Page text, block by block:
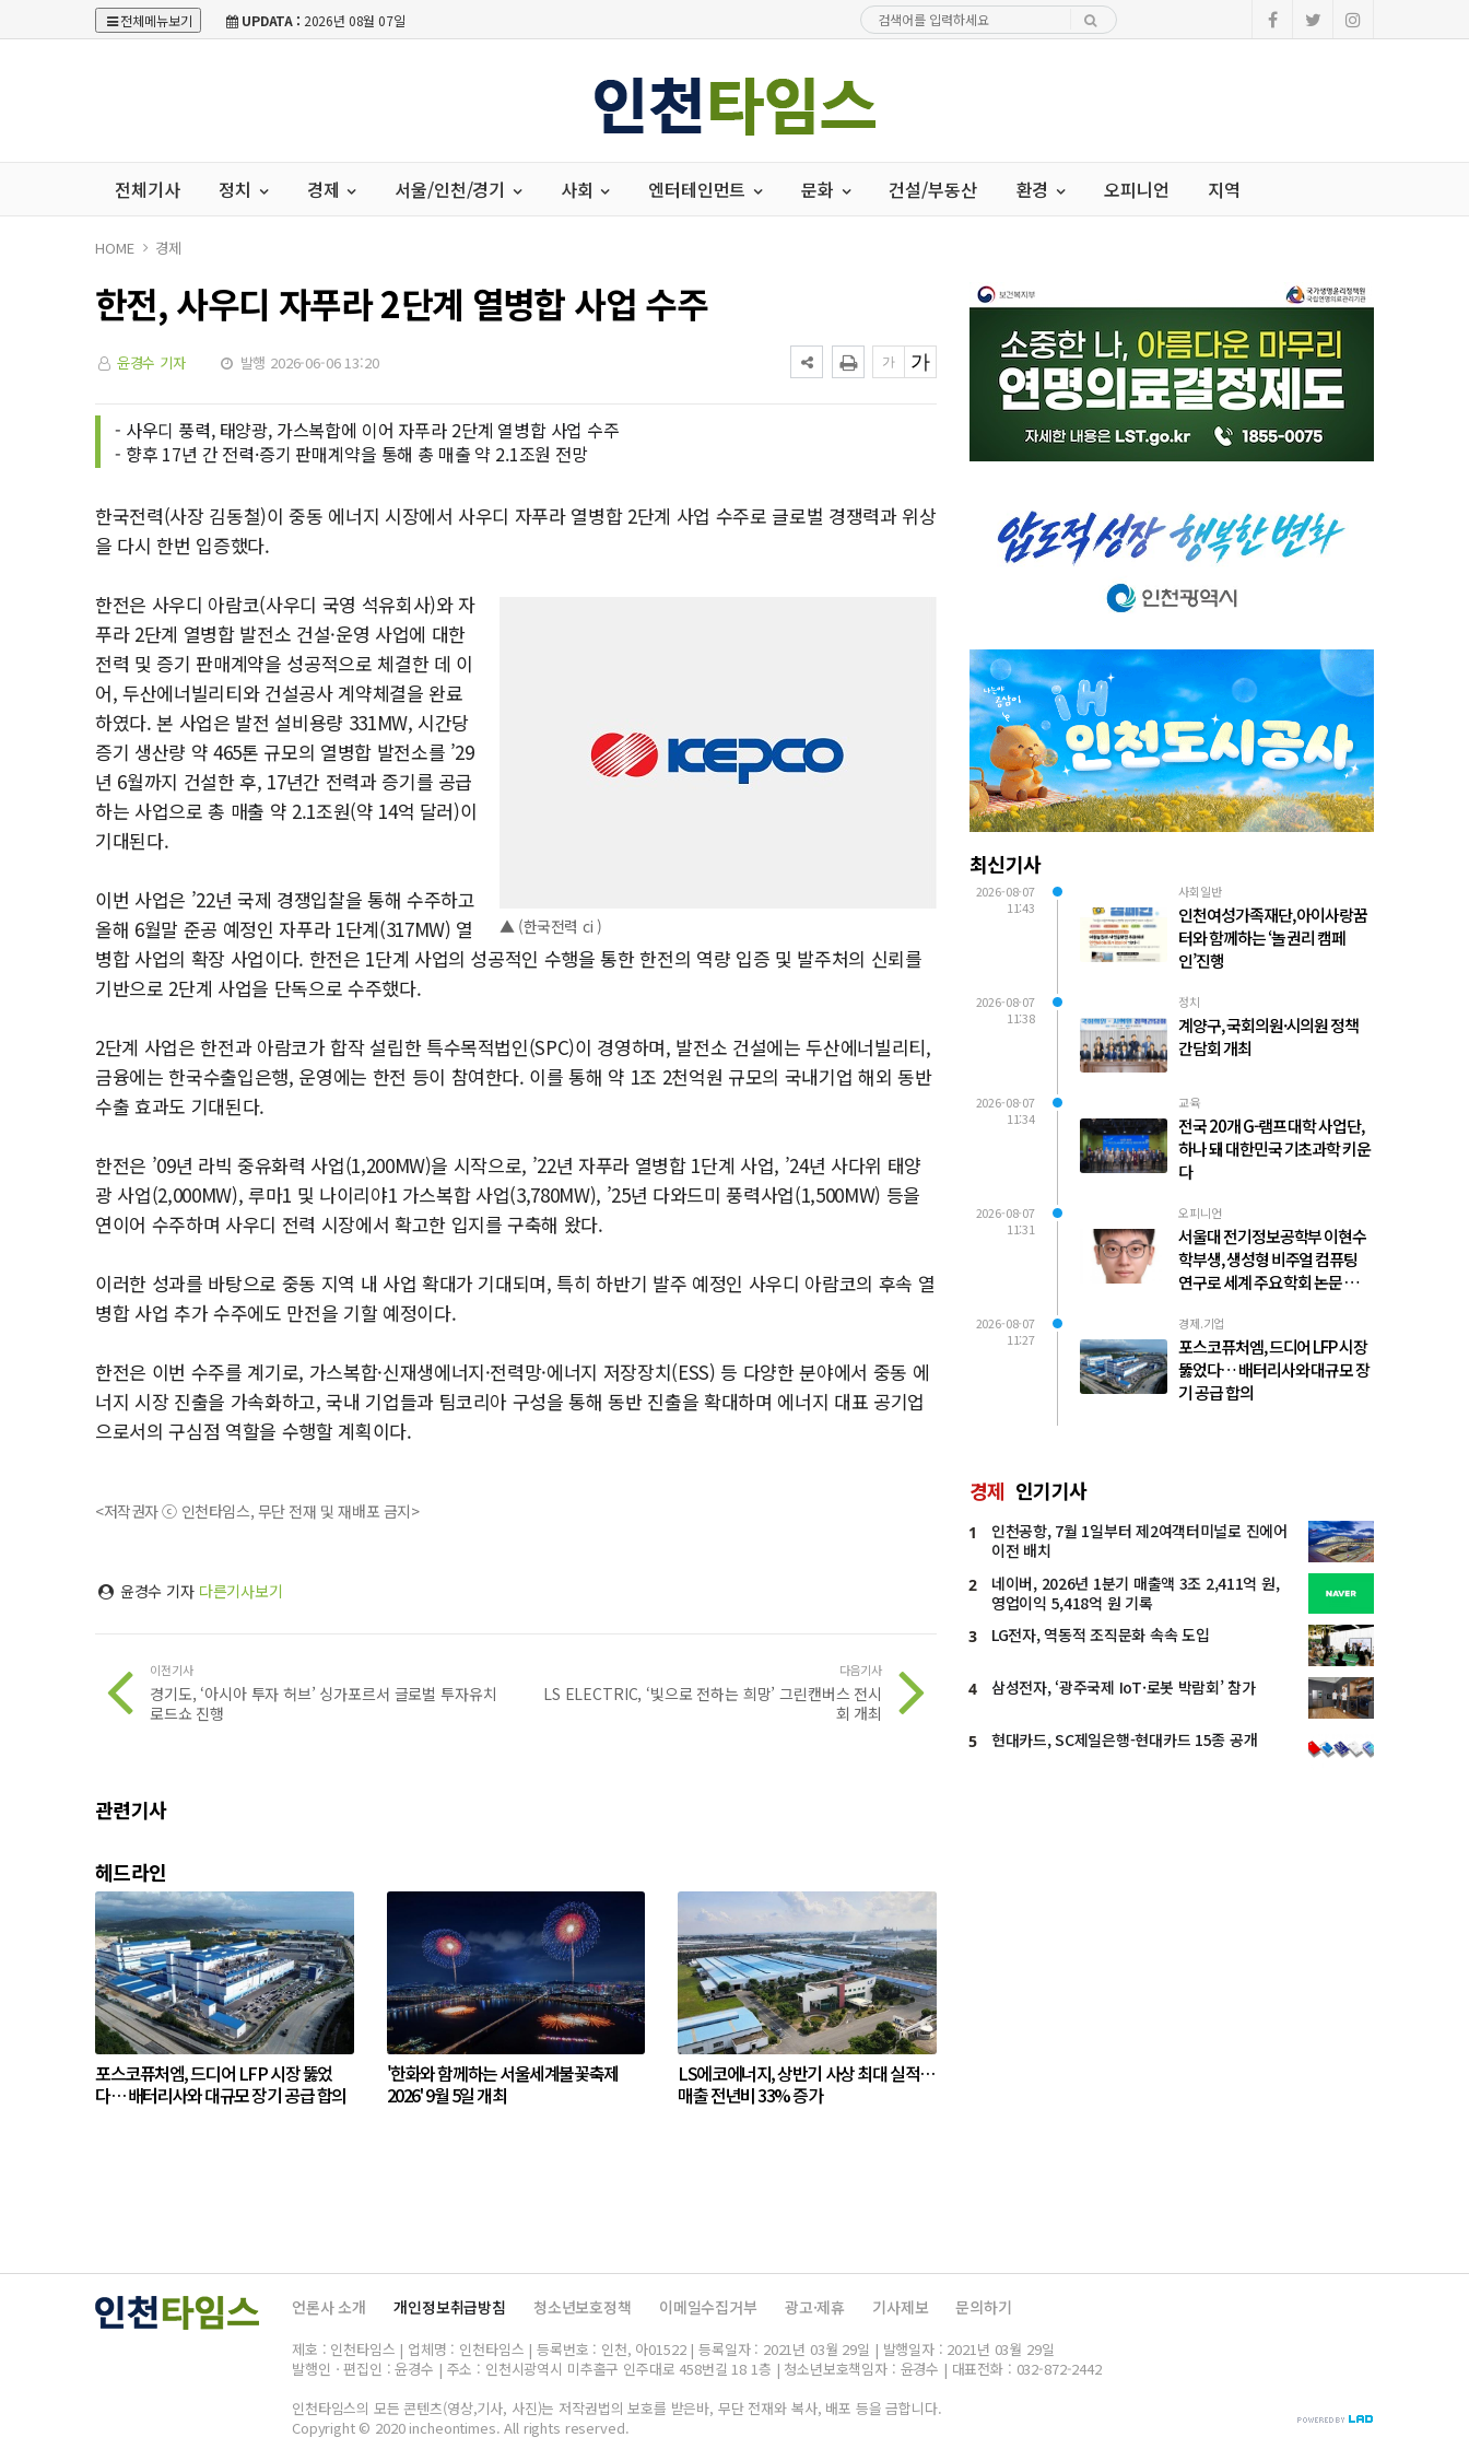
전체메뉴보기 UPDATA : 2026년 08월 07일
전체기사 정치 경제 서울/인천/경기 사회 엔터테인먼트 문화 건설/부동산 환경 오피니언 지역
HOME 경제
한전, 사우디 자푸라 2단계 열병합 사업 수주
윤경수 기자 발행 2026-06-06 13:20
- 사우디 풍력, 태양광, 가스복합에 이어 자푸라 2단계 열병합 사업 수주
- 향후 17년 간 전력·증기 판매계약을 통해 총 매출 약 2.1조원 전망
한국전력(사장 김동철)이 중동 에너지 시장에서 사우디 자푸라 열병합 2단계 사업 수주로 글로벌 경쟁력과 위상
을 다시 한번 입증했다.
▲ (한국전력 ci )
한전은 사우디 아람코(사우디 국영 석유회사)와 자
푸라 2단계 열병합 발전소 건설·운영 사업에 대한
전력 및 증기 판매계약을 성공적으로 체결한 데 이
어, 두산에너빌리티와 건설공사 계약체결을 완료
하였다. 본 사업은 발전 설비용량 331MW, 시간당
증기 생산량 약 465톤 규모의 열병합 발전소를 ’29
년 6월까지 건설한 후, 17년간 전력과 증기를 공급
하는 사업으로 총 매출 약 2.1조원(약 14억 달러)이
기대된다.
이번 사업은 ’22년 국제 경쟁입찰을 통해 수주하고
올해 6월말 준공 예정인 자푸라 1단계(317MW) 열
병합 사업의 확장 사업이다. 한전은 1단계 사업의 성공적인 수행을 통한 한전의 역량 입증 및 발주처의 신뢰를
기반으로 2단계 사업을 단독으로 수주했다.
2단계 사업은 한전과 아람코가 합작 설립한 특수목적법인(SPC)이 경영하며, 발전소 건설에는 두산에너빌리티,
금융에는 한국수출입은행, 운영에는 한전 등이 참여한다. 이를 통해 약 1조 2천억원 규모의 국내기업 해외 동반
수출 효과도 기대된다.
한전은 ’09년 라빅 중유화력 사업(1,200MW)을 시작으로, ’22년 자푸라 열병합 1단계 사업, ’24년 사다위 태양
광 사업(2,000MW), 루마1 및 나이리야1 가스복합 사업(3,780MW), ’25년 다와드미 풍력사업(1,500MW) 등을
연이어 수주하며 사우디 전력 시장에서 확고한 입지를 구축해 왔다.
이러한 성과를 바탕으로 중동 지역 내 사업 확대가 기대되며, 특히 하반기 발주 예정인 사우디 아람코의 후속 열
병합 사업 추가 수주에도 만전을 기할 예정이다.
한전은 이번 수주를 계기로, 가스복합·신재생에너지·전력망·에너지 저장장치(ESS) 등 다양한 분야에서 중동 에
너지 시장 진출을 가속화하고, 국내 기업들과 팀코리아 구성을 통해 동반 진출을 확대하며 에너지 대표 공기업
으로서의 구심점 역할을 수행할 계획이다.
<저작권자 ⓒ 인천타임스, 무단 전재 및 재배포 금지>
윤경수 기자 다른기사보기
이전기사
경기도, ‘아시아 투자 허브’ 싱가포르서 글로벌 투자유치
로드쇼 진행
다음기사
LS ELECTRIC, ‘빛으로 전하는 희망’ 그린캔버스 전시
회 개최
관련기사
헤드라인
포스코퓨처엠, 드디어 LFP 시장 뚫었
다… 배터리사와 대규모 장기 공급 합의
'한화와 함께하는 서울세계불꽃축제
2026' 9월 5일 개최
LS에코에너지, 상반기 사상 최대 실적…
매출 전년비 33% 증가
최신기사
2026-08-07
11:43
사회일반
인천여성가족재단, 아이사랑꿈
터와 함께하는 ‘놀 권리 캠페
인’진행
2026-08-07
11:38
정치
계양구, 국회의원·시의원 정책
간담회 개최
2026-08-07
11:34
교육
전국 20개 G-램프 대학 사업단,
하나 돼 대한민국 기초과학 키운
다
2026-08-07
11:31
오피니언
서울대 전기정보공학부 이현수
학부생, 생성형 비주얼 컴퓨팅
연구로 세계 주요 학회 논문 다수
2026-08-07
11:27
경제.기업
포스코퓨처엠, 드디어 LFP 시장
뚫었다… 배터리사와 대규모 장
기 공급 합의
경제 인기기사
1
인천공항, 7월 1일부터 제2여객터미널로 진에어
이전 배치
2
네이버, 2026년 1분기 매출액 3조 2,411억 원,
영업이익 5,418억 원 기록
3 LG전자, 역동적 조직문화 속속 도입
4 삼성전자, ‘광주국제 IoT·로봇 박람회’ 참가
5 현대카드, SC제일은행-현대카드 15종 공개
언론사 소개 개인정보취급방침 청소년보호정책 이메일수집거부 광고·제휴 기사제보 문의하기
제호 : 인천타임스 | 업체명 : 인천타임스 | 등록번호 : 인천, 아01522 | 등록일자 : 2021년 03월 29일 | 발행일자 : 2021년 03월 29일
발행인ㆍ편집인 : 윤경수 | 주소 : 인천시광역시 미추홀구 인주대로 458번길 18 1층 | 청소년보호책임자 : 윤경수 | 대표전화 : 032-872-2442
인천타임스의 모든 콘텐츠(영상,기사, 사진)는 저작권법의 보호를 받은바, 무단 전재와 복사, 배포 등을 금합니다.
Copyright © 2020 incheontimes. All rights reserved.